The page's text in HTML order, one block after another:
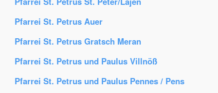
Pfarrei St. Petrus Auer
Pfarrei St. Petrus Gratsch Meran
Pfarrei St. Petrus und Paulus Villnöß
Pfarrei St. Petrus und Paulus Pennes / Pens